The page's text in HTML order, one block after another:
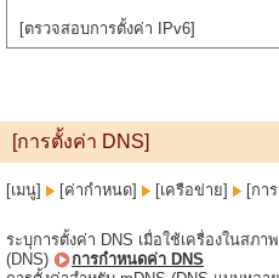
[ตรวจสอบการตั้งค่า IPv6]
[การตั้งค่า DNS]
[เมนู] [ค่ากำหนด] [เครือข่าย] [กา
ระบุการตั้งค่า DNS เมื่อใช้เครื่องในสภ
(DNS)
การกำหนดค่า DNS